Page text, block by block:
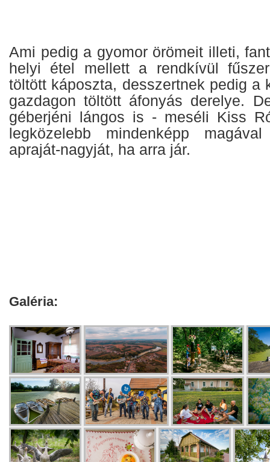
Ami pedig a gyomor örömeit illeti,
helyi étel mellett a rendkívül
töltött káposzta, desszertnek pedig a
gazdagon töltött áfonyás derelye.
géberjéni lángos is - meséli Kiss
legközelebb mindenképp
apraját-nagyját, ha arra jár.
Galéria: